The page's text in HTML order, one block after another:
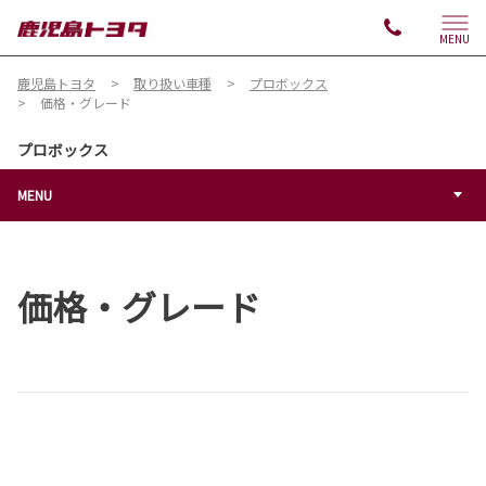
MENU
鹿児島トヨタ 取り扱い車種
プロボックス
価格・グレード
プロボックス
MENU
価格・グレード